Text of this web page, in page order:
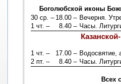
Боголюбской иконы
30 ср. – 18.00 – Вечерня.
1 чт. –
8.40 – Часы.
1 чт. – 17.00 – Водосвятие,
2 пт. –
8.40 – Часы.
Всех